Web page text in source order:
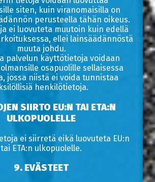
siten, kuin viranomaisilla on
perusteella tähän oikeus.
ei luovuteta muutoin kuin edellä
ellei lainsäädännöstä
muuta johdu.
palvelun käyttötietoja voidaan
osapuolille sellaisessa
jossa niistä ei voida tunnistaa
henkilötietoja.
SIIRTO EU:N TAI ETA:N
ULKOPUOLELLE
ei siirretä eikä luovuteta EU:n
tai ETA:n ulkopuolelle.
9. EVÄSTEET